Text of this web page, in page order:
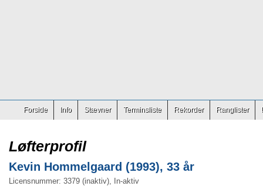
Forside Info Stævner Terminsliste Rekorder Ranglister
Løfterprofil
Kevin Hommelgaard (1993), 33 år
Licensnummer: 3379 (inaktiv), In-aktiv